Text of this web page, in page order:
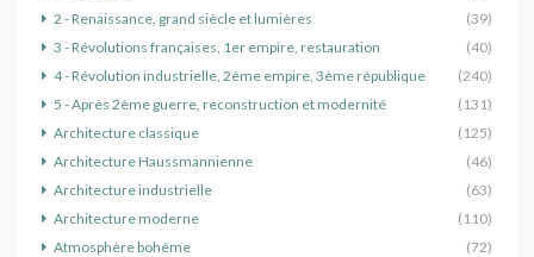
2 - Renaissance, grand siècle et lumières
(39)
3 - Révolutions françaises, 1er empire, restauration
(40)
4 - Révolution industrielle, 2ème empire, 3ème république
(240)
5 - Après 2ème guerre, reconstruction et modernité
(131)
Architecture classique
(125)
Architecture Haussmannienne
(46)
Architecture industrielle
(63)
Architecture moderne
(110)
Atmosphère bohème
(72)